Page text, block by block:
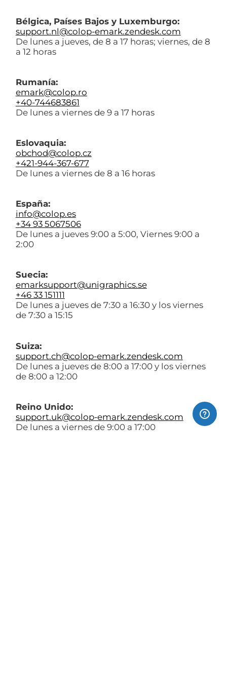
Bélgica, Países Bajos y Luxemburgo:
support.nl@colop-emark.zendesk.com
De lunes a jueves, de 8 a 17 horas; viernes, de 8
a 12 horas
Rumanía:
emark@colop.ro
+40-744683861
De lunes a viernes de 9 a 17 horas
Eslovaquia:
obchod@colop.cz
+421-944-367-677
De lunes a viernes de 8 a 16 horas
España:
info@colop.es
+34 93 5067506
De lunes a jueves 9:00 a 5:00, Viernes 9:00 a
2:00
Suecia:
emarksupport@unigraphics.se
+46 33 151111
De lunes a jueves de 7:30 a 16:30 y los viernes
de 7:30 a 15:15
Suiza:
support.ch@colop-emark.zendesk.com
De lunes a jueves de 8:00 a 17:00 y los viernes
de 8:00 a 12:00
Reino Unido:
support.uk@colop-emark.zendesk.com
De lunes a viernes de 9:00 a 17:00